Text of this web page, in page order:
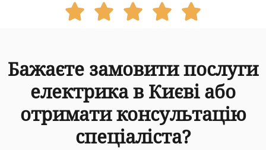
    
Бажаєте замовити послуги
електрика в Києві або
отримати консультацію
спеціаліста?